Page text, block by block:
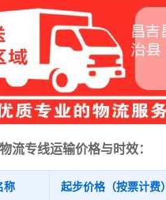
流专线运输价格与时效：
称 起步价格（按票计费）